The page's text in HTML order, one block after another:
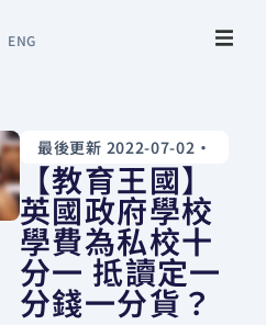
ENG
最後更新 2022-07-02 •
【教育王國】
英國政府學校
學費為私校十
分一 抵讀定一
分錢一分貨？